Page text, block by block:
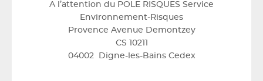
A l’attention du POLE RISQUES Service
Environnement-Risques
Provence Avenue Demontzey
CS 10211
04002 Digne-les-Bains Cedex